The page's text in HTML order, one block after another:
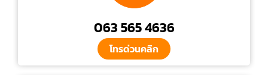
063 565 4636
โทรด่วนคลิก